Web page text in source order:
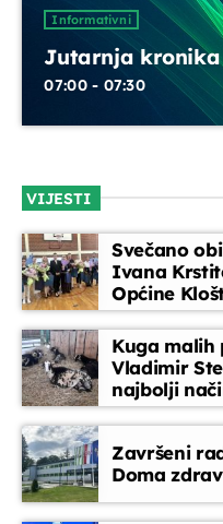
UPRAVO ETERU
Informativni
Jutarnja
07:00 - 07:30
DANAS NA PROGRAMU
07:30 - 07:35
Informativni
Jutarnja kronika
07:00 - 07:30
VIJESTI
Svečano
Ivana
Općine
Kuga malih
Vladimir
najbolji
bolesti
Završeni
Doma